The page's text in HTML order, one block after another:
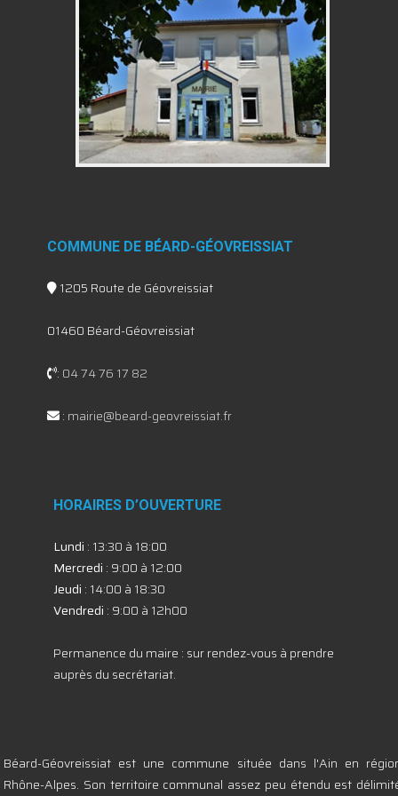
COMMUNE DE BÉARD-GÉOVREISSIAT
1205 Route de Géovreissiat
01460 Béard-Géovreissiat
: 04 74 76 17 82
: mairie@beard-geovreissiat.fr
HORAIRES D’OUVERTURE
Lundi : 13:30 à 18:00
Mercredi : 9:00 à 12:00
Jeudi : 14:00 à 18:30
Vendredi : 9:00 à 12h00
Permanence du maire : sur rendez-vous à prendre
auprès du secrétariat.
Béard-Géovreissiat est une commune située dans l'Ain en
Rhône-Alpes. Son territoire communal assez peu étendu est